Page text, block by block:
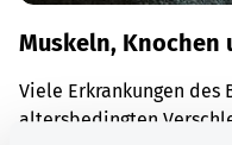
Muskeln, Knochen
Viele Erkrankungen des
altersbedingten